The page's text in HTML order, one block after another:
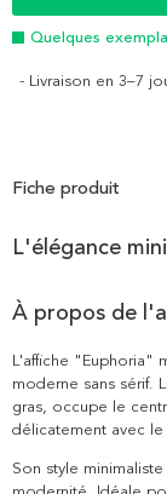
Quelques
- Livraison en 3–7
Fiche produit
L'élégance
À propos de
L'affiche "Euphoria"
moderne sans sérif.
gras, occupe le
délicatement avec
Son style